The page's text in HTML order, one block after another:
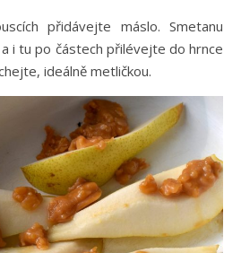
přidávejte máslo. Smetanu
i tu po částech přilévejte do hrnce
ideálně metličkou.